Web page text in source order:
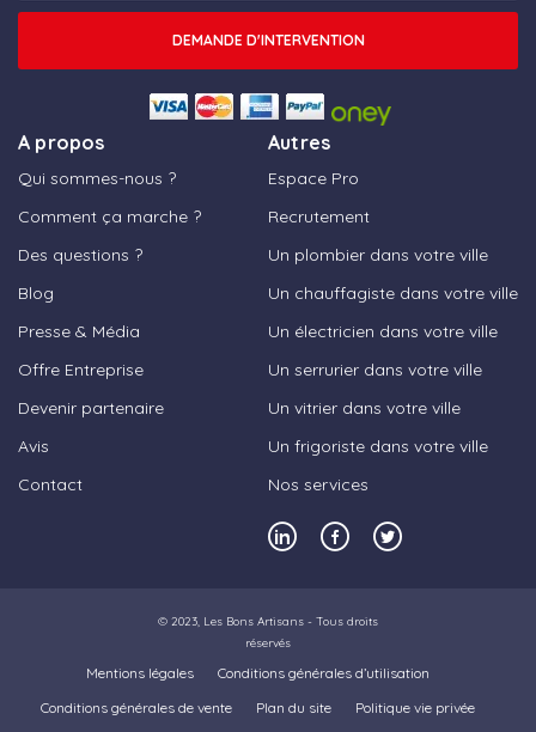
A propos
Qui sommes-nous ?
Comment ça marche ?
Des questions ?
Blog
Presse & Média
Offre Entreprise
Devenir partenaire
Avis
Contact
Autres
Espace Pro
Recrutement
Un plombier dans votre ville
Un chauffagiste dans votre ville
Un électricien dans votre ville
Un serrurier dans votre ville
Un vitrier dans votre ville
Un frigoriste dans votre ville
Nos services
DEMANDE D'INTERVENTION
© 2023, Les Bons Artisans - Tous droits
réservés
Mentions légales
Conditions générales d’utilisation
Conditions générales de vente
Plan du site Politique vie privée